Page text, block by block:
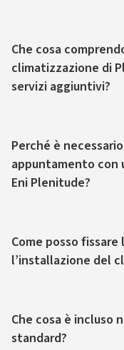
Che cosa
climatizzazione di
servizi aggiuntivi?
Perché è
appuntamento con
Eni Plenitude?
Come posso
l’installazione del
Che cosa è incluso
standard?